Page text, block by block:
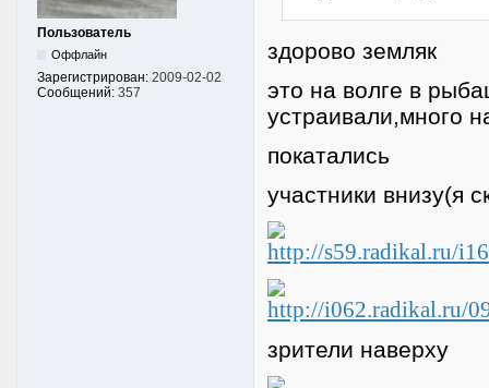
Пользователь
Оффлайн
Зарегистрирован: 2009-02-02
Сообщений: 357
здорово земляк
это на волге в
устраивали,много
покатались
участники внизу(я
зрители наверху